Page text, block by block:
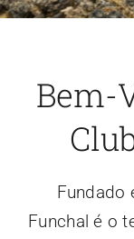
Bem-
Fundado
Funchal é o